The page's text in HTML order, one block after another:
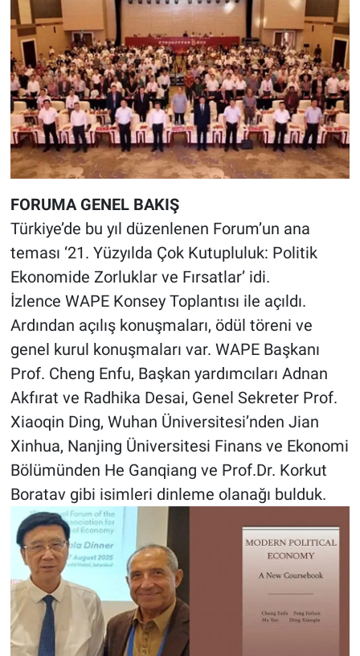
FORUMA GENEL BAKIŞ
Türkiye’de bu yıl düzenlenen Forum’un ana
teması ‘21. Yüzyılda Çok Kutupluluk: Politik
Ekonomide Zorluklar ve Fırsatlar’ idi.
İzlence WAPE Konsey Toplantısı ile açıldı.
Ardından açılış konuşmaları, ödül töreni ve
genel kurul konuşmaları var. WAPE Başkanı
Prof. Cheng Enfu, Başkan yardımcıları Adnan
Akfırat ve Radhika Desai, Genel Sekreter Prof.
Xiaoqin Ding, Wuhan Üniversitesi’nden Jian
Xinhua, Nanjing Üniversitesi Finans ve Ekonomi
Bölümünden He Ganqiang ve Prof.Dr. Korkut
Boratav gibi isimleri dinleme olanağı bulduk.
Türkiye'nin Geleceği
Türkiye'nin Gündemi
Yerel Gündem
Yerel Yaşam